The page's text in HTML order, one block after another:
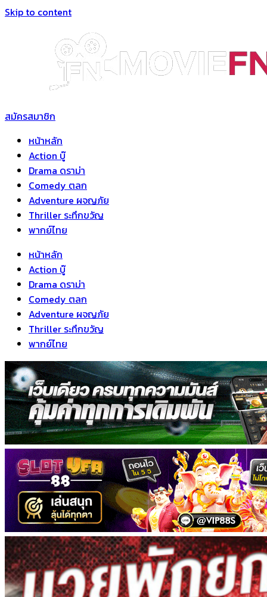
Skip to content
สมัครสมาชิก
หน้าหลัก
Action บู๊
Drama ดราม่า
Comedy ตลก
Adventure ผจญภัย
Thriller ระทึกขวัญ
พากย์ไทย
หน้าหลัก
Action บู๊
Drama ดราม่า
Comedy ตลก
Adventure ผจญภัย
Thriller ระทึกขวัญ
พากย์ไทย